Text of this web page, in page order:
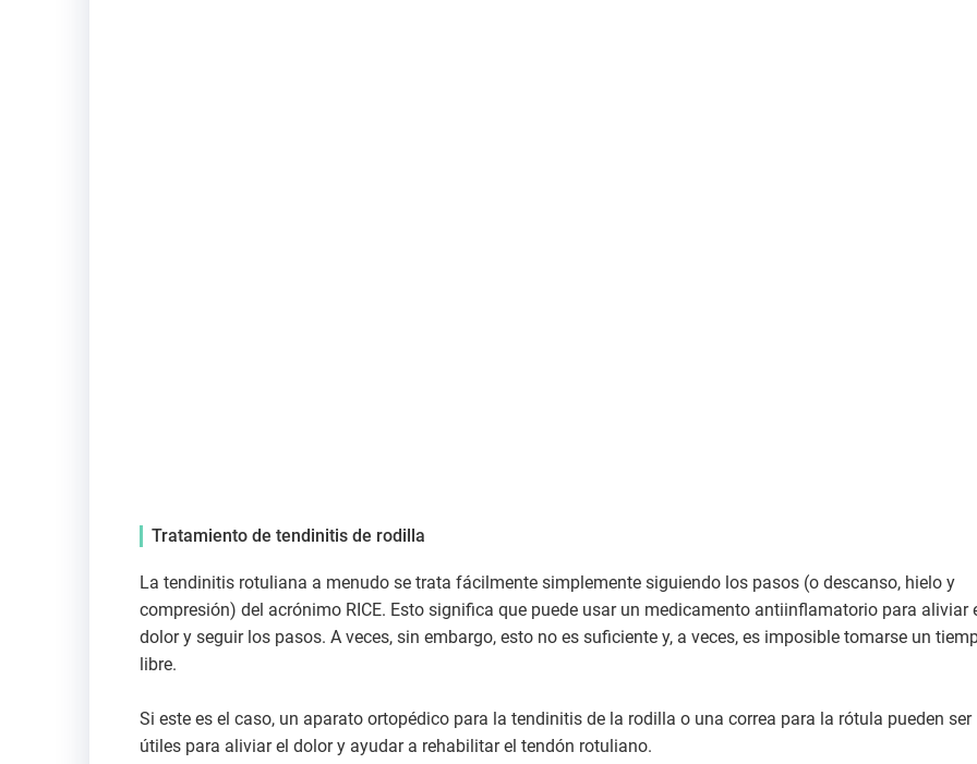
Tratamiento de tendinitis de rodilla
La tendinitis rotuliana a menudo se trata fácilmente simplemente siguiendo los pasos (o descanso, hielo y
compresión) del acrónimo RICE. Esto significa que puede usar un medicamento antiinflamatorio para aliviar
dolor y seguir los pasos. A veces, sin embargo, esto no es suficiente y, a veces, es imposible tomarse un
libre.
Si este es el caso, un aparato ortopédico para la tendinitis de la rodilla o una correa para la rótula pueden ser
útiles para aliviar el dolor y ayudar a rehabilitar el tendón rotuliano.